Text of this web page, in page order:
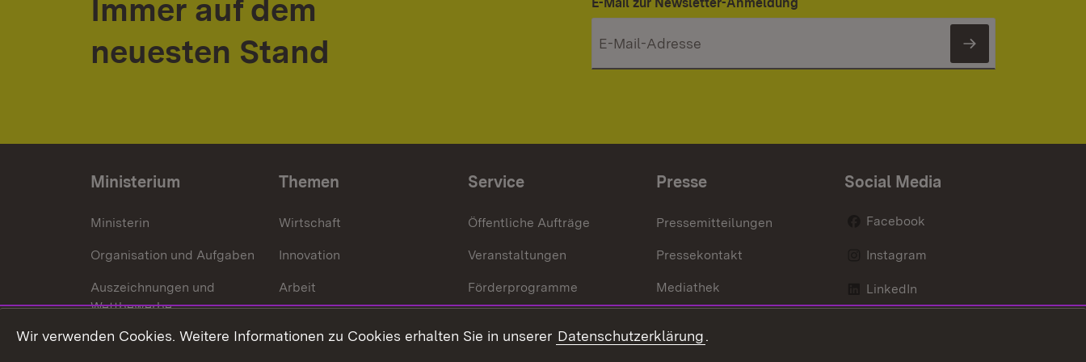
Immer auf dem
neuesten Stand
Newsletter
Ministerium
Ministerin
Organisation und Aufgaben
Auszeichnungen und
Wettbewerbe
Themen
Wirtschaft
Innovation
Arbeit
Service
Öffentliche Aufträge
Veranstaltungen
Förderprogramme
Presse
Pressemitteilungen
Pressekontakt
Mediathek
Social Media
Facebook
Instagram
LinkedIn
Wir verwenden Cookies. Weitere Informationen zu Cookies erhalten Sie in unserer Datenschutzerklärung.